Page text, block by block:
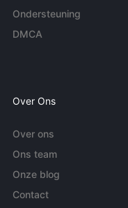
Ondersteuning
DMCA
Over Ons
Over ons
Ons team
Onze blog
Contact